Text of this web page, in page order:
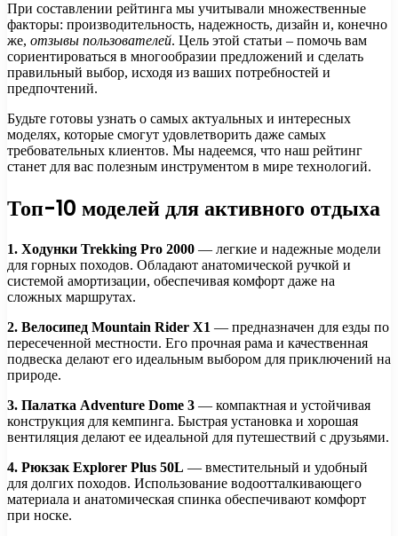
При составлении рейтинга мы учитывали множественные
факторы: производительность, надежность, дизайн и, конечно
же, отзывы пользователей. Цель этой статьи – помочь вам
сориентироваться в многообразии предложений и сделать
правильный выбор, исходя из ваших потребностей и
предпочтений.
Будьте готовы узнать о самых актуальных и интересных
моделях, которые смогут удовлетворить даже самых
требовательных клиентов. Мы надеемся, что наш рейтинг
станет для вас полезным инструментом в мире технологий.
Топ-10 моделей для активного отдыха
1. Ходунки Trekking Pro 2000 — легкие и надежные модели
для горных походов. Обладают анатомической ручкой и
системой амортизации, обеспечивая комфорт даже на
сложных маршрутах.
2. Велосипед Mountain Rider X1 — предназначен для езды по
пересеченной местности. Его прочная рама и качественная
подвеска делают его идеальным выбором для приключений на
природе.
3. Палатка Adventure Dome 3 — компактная и устойчивая
конструкция для кемпинга. Быстрая установка и хорошая
вентиляция делают ее идеальной для путешествий с друзьями.
4. Рюкзак Explorer Plus 50L — вместительный и удобный
для долгих походов. Использование водоотталкивающего
материала и анатомическая спинка обеспечивают комфорт
при носке.